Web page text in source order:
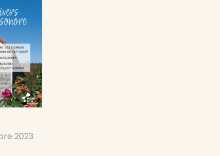
2023